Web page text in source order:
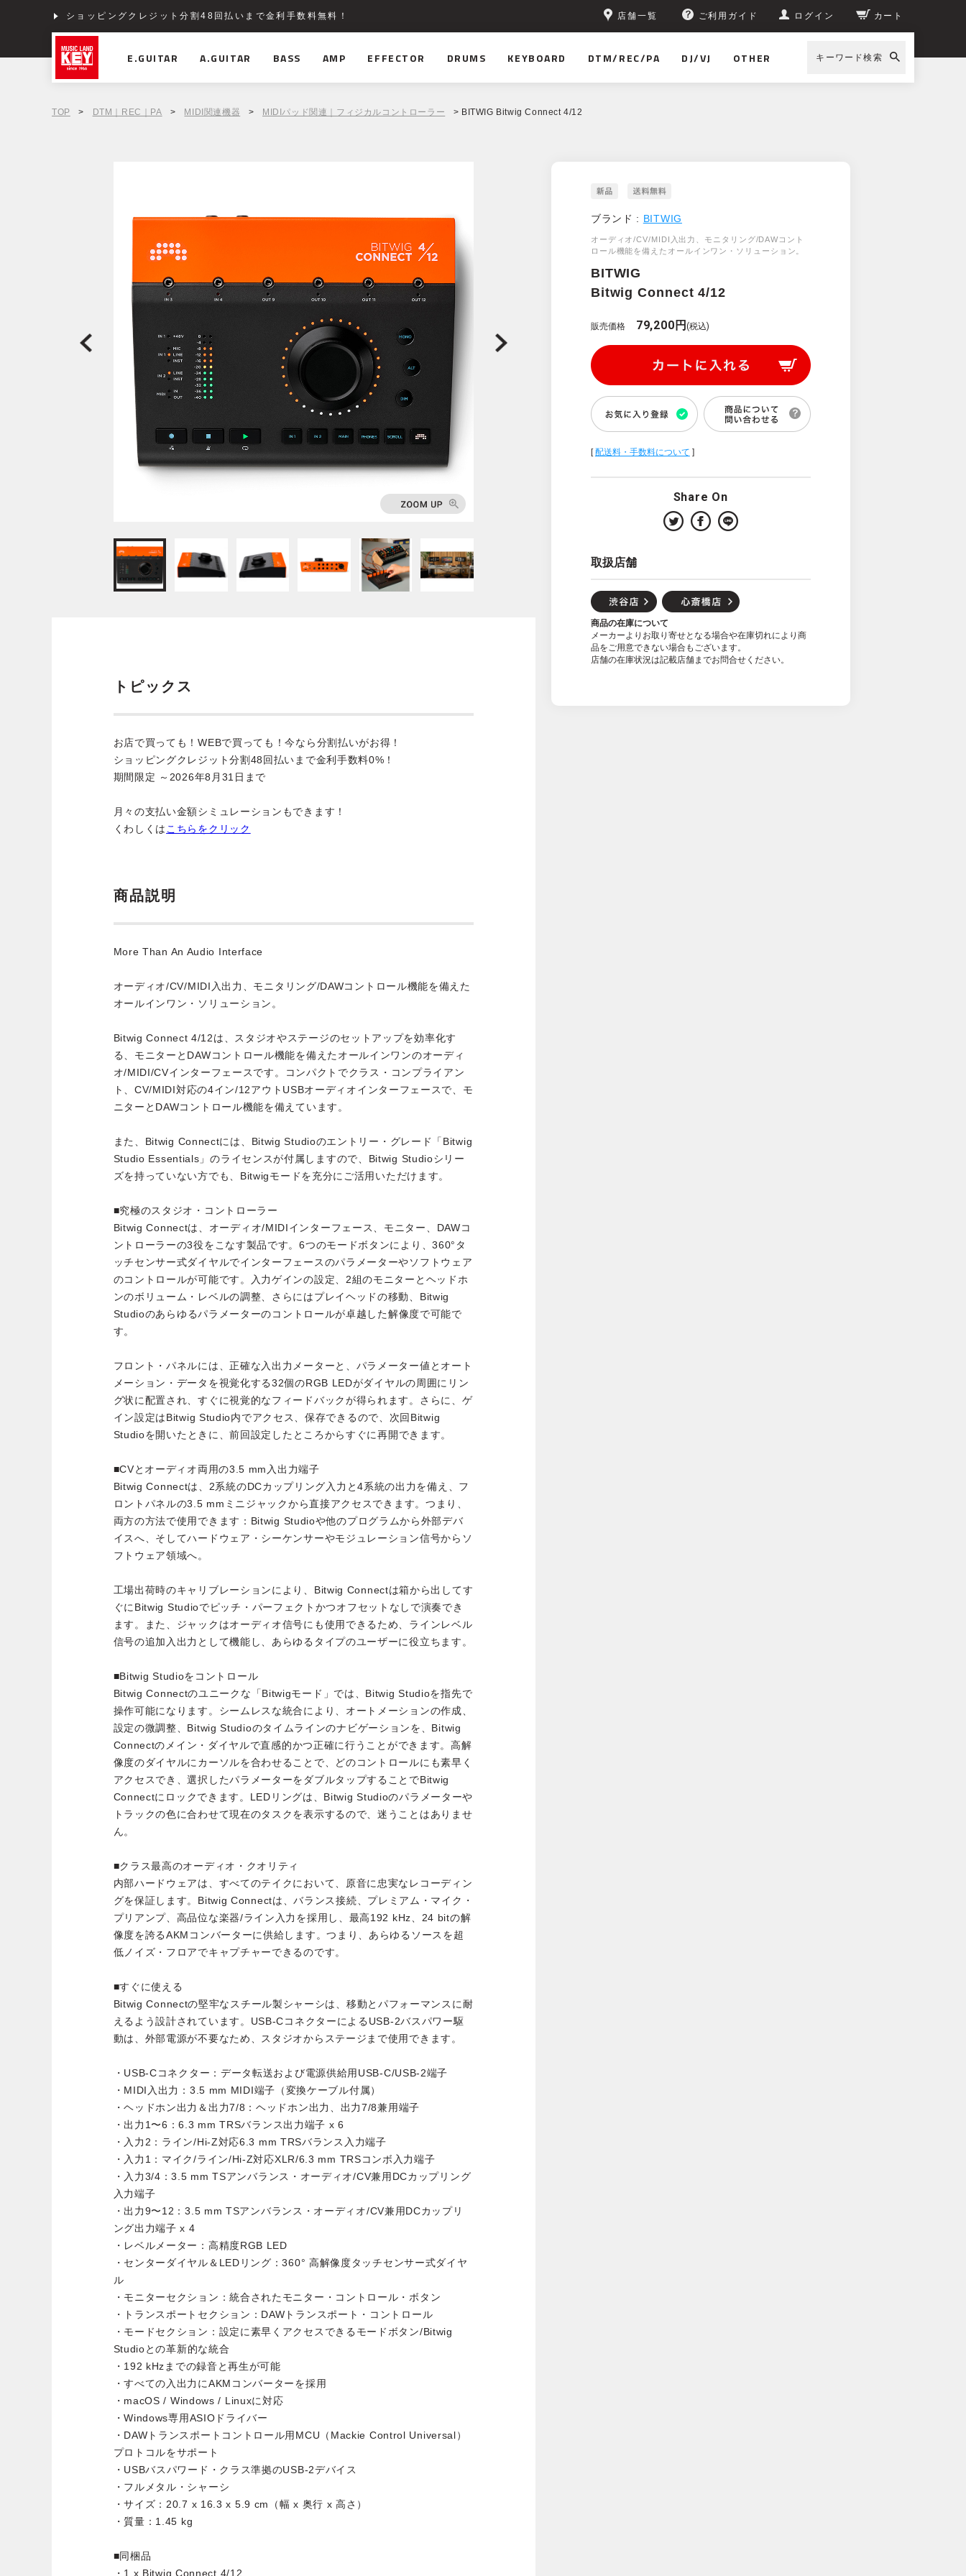
ショッピングクレジット分割48回払いまで金利手数料無料！ 店舗一覧 ご利用ガイド ログイン カート
E.GUITAR A.GUITAR BASS AMP EFFECTOR DRUMS KEYBOARD DTM/REC/PA DJ/VJ OTHER キーワード検索
TOP > DTM｜REC｜PA > MIDI関連機器 > MIDIパッド関連｜フィジカルコントローラー > BITWIG Bitwig Connect 4/12
ブランド : BITWIG
オーディオ/CV/MIDI入出力、モニタリング/DAWコント
ロール機能を備えたオールインワン・ソリューション。
BITWIG
Bitwig Connect 4/12
販売価格 79,200円(税込)
[配送料・手数料について ]
Share On
取扱店舗
商品の在庫について
メーカーよりお取り寄せとなる場合や在庫切れにより商
品をご用意できない場合もございます。
店舗の在庫状況は記載店舗までお問合せください。
トピックス
お店で買っても！WEBで買っても！今なら分割払いがお得！
ショッピングクレジット分割48回払いまで金利手数料0%！
期間限定 ～2026年8月31日まで
月々の支払い金額シミュレーションもできます！
くわしくは こちらをクリック
商品説明
More Than An Audio Interface
オーディオ/CV/MIDI入出力、モニタリング/DAWコントロール機能を備えた
オールインワン・ソリューション。
Bitwig Connect 4/12は、スタジオやステージのセットアップを効率化す
る、モニターとDAWコントロール機能を備えたオールインワンのオーディ
オ/MIDI/CVインターフェースです。コンパクトでクラス・コンプライアン
ト、CV/MIDI対応の4イン/12アウトUSBオーディオインターフェースで、モ
ニターとDAWコントロール機能を備えています。
また、Bitwig Connectには、Bitwig Studioのエントリー・グレード「Bitwig
Studio Essentials」のライセンスが付属しますので、Bitwig Studioシリー
ズを持っていない方でも、Bitwigモードを充分にご活用いただけます。
■究極のスタジオ・コントローラー
Bitwig Connectは、オーディオ/MIDIインターフェース、モニター、DAWコ
ントローラーの3役をこなす製品です。6つのモードボタンにより、360°タ
ッチセンサー式ダイヤルでインターフェースのパラメーターやソフトウェア
のコントロールが可能です。入力ゲインの設定、2組のモニターとヘッドホ
ンのボリューム・レベルの調整、さらにはプレイヘッドの移動、Bitwig
Studioのあらゆるパラメーターのコントロールが卓越した解像度で可能で
す。
フロント・パネルには、正確な入出力メーターと、パラメーター値とオート
メーション・データを視覚化する32個のRGB LEDがダイヤルの周囲にリン
グ状に配置され、すぐに視覚的なフィードバックが得られます。さらに、ゲ
イン設定はBitwig Studio内でアクセス、保存できるので、次回Bitwig
Studioを開いたときに、前回設定したところからすぐに再開できます。
■CVとオーディオ両用の3.5 mm入出力端子
Bitwig Connectは、2系統のDCカップリング入力と4系統の出力を備え、フ
ロントパネルの3.5 mmミニジャックから直接アクセスできます。つまり、
両方の方法で使用できます：Bitwig Studioや他のプログラムから外部デバ
イスへ、そしてハードウェア・シーケンサーやモジュレーション信号からソ
フトウェア領域へ。
工場出荷時のキャリブレーションにより、Bitwig Connectは箱から出してす
ぐにBitwig Studioでピッチ・パーフェクトかつオフセットなしで演奏でき
ます。また、ジャックはオーディオ信号にも使用できるため、ラインレベル
信号の追加入出力として機能し、あらゆるタイプのユーザーに役立ちます。
■Bitwig Studioをコントロール
Bitwig Connectのユニークな「Bitwigモード」では、Bitwig Studioを指先で
操作可能になります。シームレスな統合により、オートメーションの作成、
設定の微調整、Bitwig Studioのタイムラインのナビゲーションを、Bitwig
Connectのメイン・ダイヤルで直感的かつ正確に行うことができます。高解
像度のダイヤルにカーソルを合わせることで、どのコントロールにも素早く
アクセスでき、選択したパラメーターをダブルタップすることでBitwig
Connectにロックできます。LEDリングは、Bitwig Studioのパラメーターや
トラックの色に合わせて現在のタスクを表示するので、迷うことはありませ
ん。
■クラス最高のオーディオ・クオリティ
内部ハードウェアは、すべてのテイクにおいて、原音に忠実なレコーディン
グを保証します。Bitwig Connectは、バランス接続、プレミアム・マイク・
プリアンプ、高品位な楽器/ライン入力を採用し、最高192 kHz、24 bitの解
像度を誇るAKMコンバーターに供給します。つまり、あらゆるソースを超
低ノイズ・フロアでキャプチャーできるのです。
■すぐに使える
Bitwig Connectの堅牢なスチール製シャーシは、移動とパフォーマンスに耐
えるよう設計されています。USB-CコネクターによるUSB-2バスパワー駆
動は、外部電源が不要なため、スタジオからステージまで使用できます。
・USB-Cコネクター：データ転送および電源供給用USB-C/USB-2端子
・MIDI入出力：3.5 mm MIDI端子（変換ケーブル付属）
・ヘッドホン出力＆出力7/8：ヘッドホン出力、出力7/8兼用端子
・出力1〜6：6.3 mm TRSバランス出力端子 x 6
・入力2：ライン/Hi-Z対応6.3 mm TRSバランス入力端子
・入力1：マイク/ライン/Hi-Z対応XLR/6.3 mm TRSコンボ入力端子
・入力3/4：3.5 mm TSアンバランス・オーディオ/CV兼用DCカップリング
入力端子
・出力9〜12：3.5 mm TSアンバランス・オーディオ/CV兼用DCカップリ
ング出力端子 x 4
・レベルメーター：高精度RGB LED
・センターダイヤル＆LEDリング：360° 高解像度タッチセンサー式ダイヤ
ル
・モニターセクション：統合されたモニター・コントロール・ボタン
・トランスポートセクション：DAWトランスポート・コントロール
・モードセクション：設定に素早くアクセスできるモードボタン/Bitwig
Studioとの革新的な統合
・192 kHzまでの録音と再生が可能
・すべての入出力にAKMコンバーターを採用
・macOS / Windows / Linuxに対応
・Windows専用ASIOドライバー
・DAWトランスポートコントロール用MCU（Mackie Control Universal）
プロトコルをサポート
・USBバスパワード・クラス準拠のUSB-2デバイス
・フルメタル・シャーシ
・サイズ：20.7 x 16.3 x 5.9 cm（幅 x 奥行 x 高さ）
・質量：1.45 kg
■同梱品
・1 x Bitwig Connect 4/12